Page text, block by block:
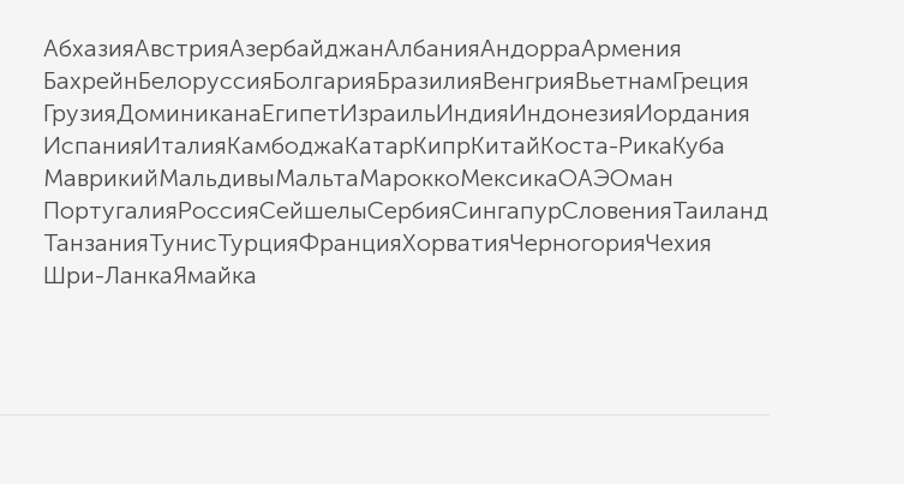
АбхазияАвстрияАзербайджанАлбанияАндорраАрмения
БахрейнБелоруссияБолгарияБразилияВенгрияВьетнамГреция
ГрузияДоминиканаЕгипетИзраильИндияИндонезияИордания
ИспанияИталияКамбоджаКатарКипрКитайКоста-РикаКуба
МаврикийМальдивыМальтаМароккоМексикаОАЭОман
ПортугалияРоссияСейшелыСербияСингапурСловенияТаиланд
ТанзанияТунисТурцияФранцияХорватияЧерногорияЧехия
Шри-ЛанкаЯмайка